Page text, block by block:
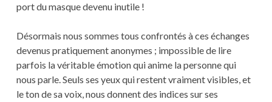
port du masque devenu inutile !
Désormais nous sommes tous confrontés à ces échanges
devenus pratiquement anonymes ; impossible de lire
parfois la véritable émotion qui anime la personne qui
nous parle. Seuls ses yeux qui restent vraiment visibles, et
le ton de sa voix, nous donnent des indices sur ses